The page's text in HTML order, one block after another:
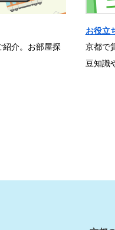
介。お部屋探
お役立
京都で
豆知識